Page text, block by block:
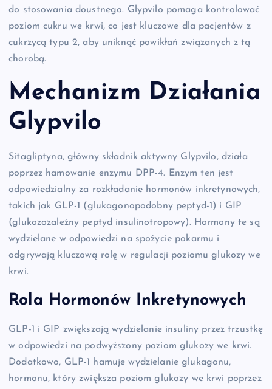
do stosowania doustnego. Glypvilo pomaga kontrolować
poziom cukru we krwi, co jest kluczowe dla pacjentów z
cukrzycą typu 2, aby uniknąć powikłań związanych z tą
chorobą.
Mechanizm Działania
Glypvilo
Sitagliptyna, główny składnik aktywny Glypvilo, działa
poprzez hamowanie enzymu DPP-4. Enzym ten jest
odpowiedzialny za rozkładanie hormonów inkretynowych,
takich jak GLP-1 (glukagonopodobny peptyd-1) i GIP
(glukozozależny peptyd insulinotropowy). Hormony te są
wydzielane w odpowiedzi na spożycie pokarmu i
odgrywają kluczową rolę w regulacji poziomu glukozy we
krwi.
Rola Hormonów Inkretynowych
GLP-1 i GIP zwiększają wydzielanie insuliny przez trzustkę
w odpowiedzi na podwyższony poziom glukozy we krwi.
Dodatkowo, GLP-1 hamuje wydzielanie glukagonu,
hormonu, który zwiększa poziom glukozy we krwi poprzez